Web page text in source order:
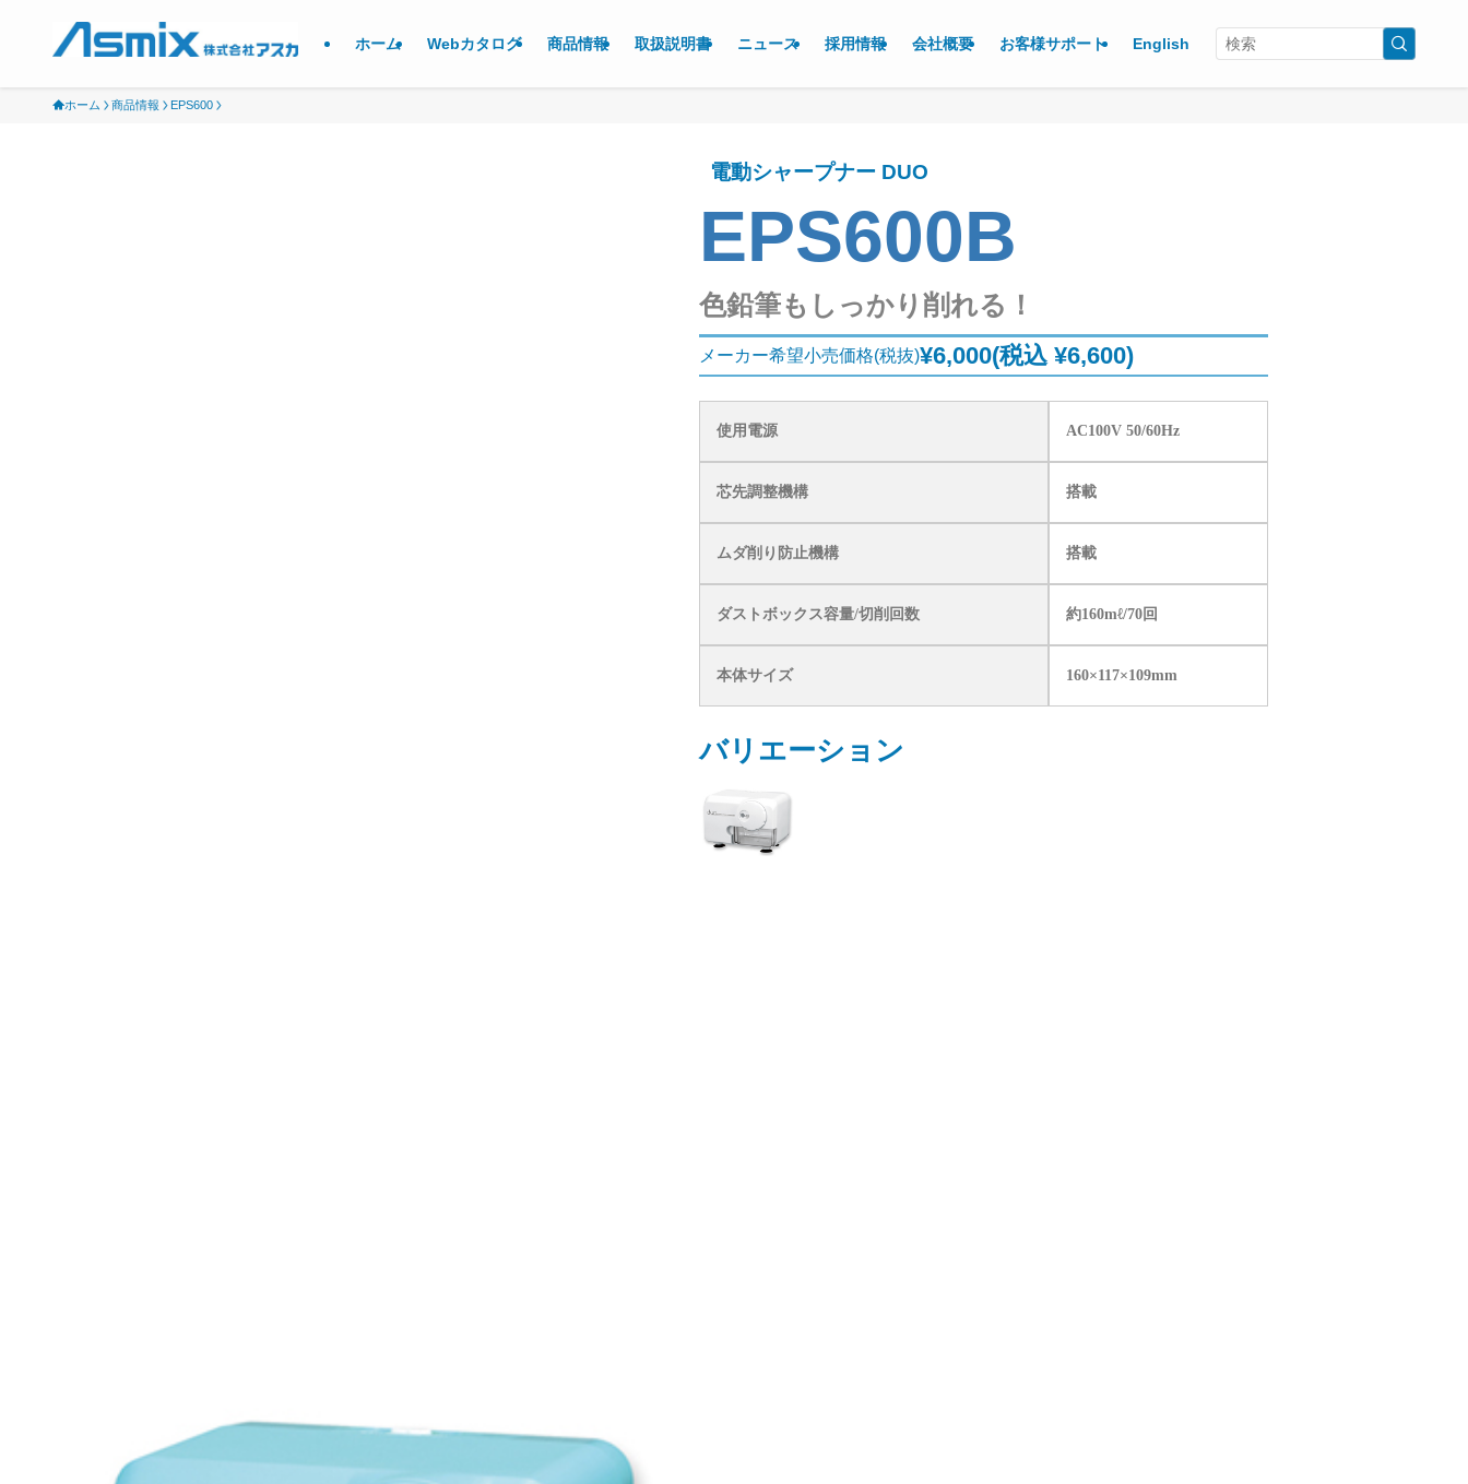
ホーム Webカタログ 商品情報 取扱説明書 ニュース 採用情報 会社概要 お客様サポート English
ホーム 商品情報 EPS600
電動シャープナー DUO
EPS600B
色鉛筆もしっかり削れる！
メーカー希望小売価格(税抜)¥6,000(税込 ¥6,600)
使用電源 AC100V 50/60Hz
芯先調整機構 搭載
ムダ削り防止機構 搭載
ダストボックス容量/切削回数 約160mℓ/70回
本体サイズ 160×117×109mm
バリエーション